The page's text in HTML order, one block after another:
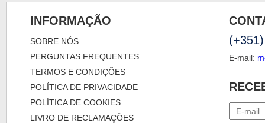
INFORMAÇÃO
SOBRE NÓS
PERGUNTAS FREQUENTES
TERMOS E CONDIÇÕES
POLÍTICA DE PRIVACIDADE
POLÍTICA DE COOKIES
LIVRO DE RECLAMAÇÕES
E-mail: